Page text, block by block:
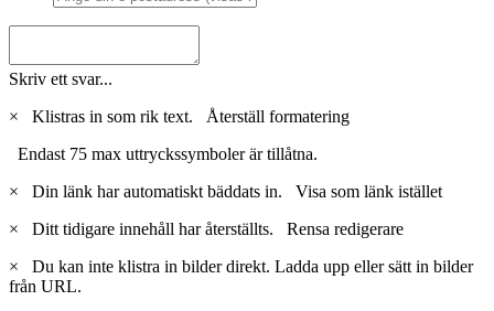
Skriv ett svar...
×
Klistras in som rik text. Återställ formatering
Endast 75 max uttryckssymboler är tillåtna.
×
Din länk har automatiskt bäddats in. Visa som länk istället
×
Ditt tidigare innehåll har återställts. Rensa redigerare
×
Du kan inte klistra in bilder direkt. Ladda upp eller sätt in bilder
från URL.